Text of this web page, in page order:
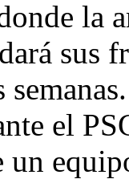
la
sus
el
un